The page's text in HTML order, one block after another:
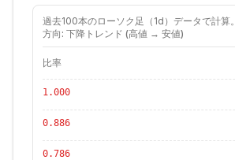
過去100本のローソク足（ 1d ）データで計算。
方向: 下降トレンド (高値 → 安値)
比率
1.000
0.886
0.786